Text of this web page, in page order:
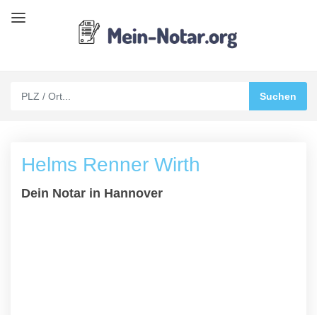
Helms Renner Wirth
Dein Notar in Hannover